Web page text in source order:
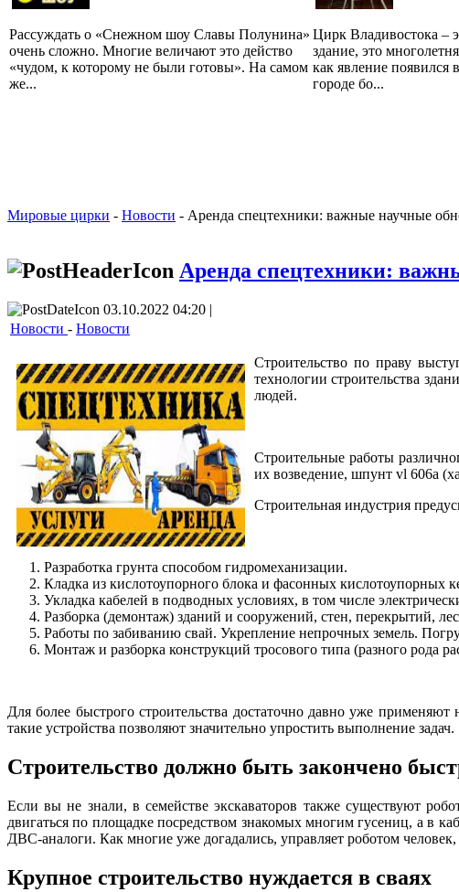
Рассуждать о «Снежном шоу Славы Полунина»
очень сложно. Многие величают это действо
«чудом, к которому не были готовы». На самом
же...
Цирк Владивостока –
здание, это
как явление появился
городе бо...
Мировые цирки - Новости - Аренда спецтехники: важные научные
Аренда спецтехники:
03.10.2022 04:20 |
Новости - Новости
Строительство по праву
технологии строительства
людей.
Строительные работы
их возведение, шпунт vl 606a
Строительная индустрия
Разработка грунта способом гидромеханизации.
Кладка из кислотоупорного блока и фасонных кислотоупорных
Укладка кабелей в подводных условиях, в том числе
Разборка (демонтаж) зданий и сооружений, стен, перекрытий,
Работы по забиванию свай. Укрепление непрочных земель.
Монтаж и разборка конструкций тросового типа (разного рода
Для более быстрого строительства достаточно давно уже
такие устройства позволяют значительно упростить выполнение задач.
Строительство должно быть закончено
Если вы не знали, в семействе экскаваторов также существуют
двигаться по площадке посредством знакомых многим гусениц, а в
ДВС-аналоги. Как многие уже догадались, управляет роботом
Крупное строительство нуждается в сваях